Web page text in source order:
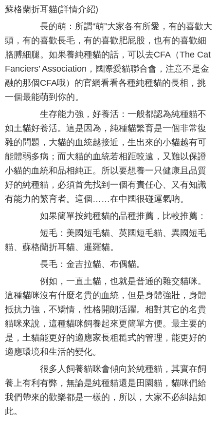
蘇格蘭折耳貓(詳情介紹)
長的萌：所謂“萌”大家各有所愛，有的喜歡大
頭，有的喜歡長毛，有的喜歡肥屁股，也有的喜歡細
胳膊細腿。如果養純種貓的話，可以去CFA（The Cat
Fanciers’ Association，國際愛貓聯合會，注意不是金
融的那個CFA哦）的官網看看各種純種貓的長相，挑
一個最能萌到你的。
生存能力強，好養活：一般都認為純種貓不
如土貓好養活。這是因為，純種貓繁育是一個非常復
雜的問題，大貓的血統越接近，生出來的小貓越有可
能體弱多病；而大貓的血統若相距較遠，又難以保證
小貓的血統和品相純正。所以要想養一只健康且品質
好的純種貓，必須首先找到一個有責任心、又有知識
有能力的繁育者。這個……在中國很碰運氣吶。
如果簡單按純種貓的品種推薦，比較推薦：
短毛：美國短毛貓、英國短毛貓、異國短毛
貓、蘇格蘭折耳貓、暹羅貓。
長毛：金吉拉貓、布偶貓。
例如，一直土貓，也就是普通的雜交貓咪。
這種貓咪沒有什麼名貴的血統，但是身體強壯，身體
抵抗力強，不矯情，性格開朗活躍。相對其它的名貴
貓咪來說，這種貓咪飼養起來更簡單方便。最主要的
是，土貓能更好的適應家長粗糙式的管理，能更好的
適應環境和生活的變化。
很多人飼養貓咪會傾向於純種貓，其實在飼
養上有利有弊，無論是純種貓還是田園貓，貓咪們給
我們帶來的歡樂都是一樣的，所以，大家不必糾結如
此。